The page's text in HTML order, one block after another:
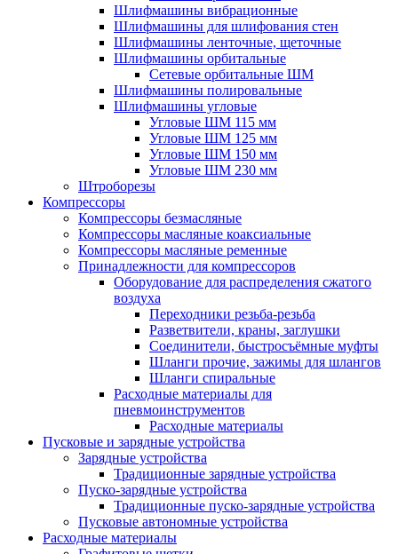
Шлифмашины вибрационные
Шлифмашины для шлифования стен
Шлифмашины ленточные, щеточные
Шлифмашины орбитальные
Сетевые орбитальные ШМ
Шлифмашины полировальные
Шлифмашины угловые
Угловые ШМ 115 мм
Угловые ШМ 125 мм
Угловые ШМ 150 мм
Угловые ШМ 230 мм
Штроборезы
Компрессоры
Компрессоры безмасляные
Компрессоры масляные коаксиальные
Компрессоры масляные ременные
Принадлежности для компрессоров
Оборудование для распределения сжатого
воздуха
Переходники резьба-резьба
Разветвители, краны, заглушки
Соединители, быстросъёмные муфты
Шланги прочие, зажимы для шлангов
Шланги спиральные
Расходные материалы для
пневмоинструментов
Расходные материалы
Пусковые и зарядные устройства
Зарядные устройства
Традиционные зарядные устройства
Пуско-зарядные устройства
Традиционные пуско-зарядные устройства
Пусковые автономные устройства
Расходные материалы